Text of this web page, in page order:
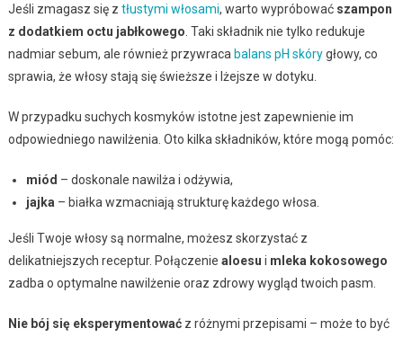
Jeśli zmagasz się z tłustymi włosami, warto wypróbować szampon
z dodatkiem octu jabłkowego . Taki składnik nie tylko redukuje
nadmiar sebum, ale również przywraca balans pH skórygłowy, co
sprawia, że włosy stają się świeższe i lżejsze w dotyku.
W przypadku suchych kosmyków istotne jest zapewnienie im
odpowiedniego nawilżenia. Oto kilka składników, które mogą pomóc:
miód – doskonale nawilża i odżywia,
jajka – białka wzmacniają strukturę każdego włosa.
Jeśli Twoje włosy są normalne, możesz skorzystać z
delikatniejszych receptur. Połączenie aloesu i mleka kokosowego
zadba o optymalne nawilżenie oraz zdrowy wygląd twoich pasm.
Nie bój się eksperymentowaćz różnymi przepisami – może to być